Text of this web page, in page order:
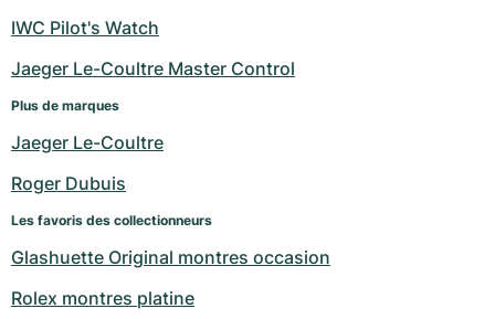
IWC Pilot's Watch
Jaeger Le-Coultre Master Control
Plus de marques
Jaeger Le-Coultre
Roger Dubuis
Les favoris des collectionneurs
Glashuette Original montres occasion
Rolex montres platine